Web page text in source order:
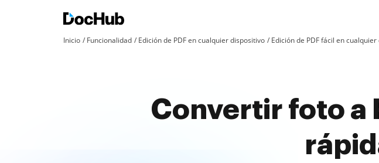
Inicio Funcionalidad Edición de PDF en cualquier dispositivo Edición de PDF fácil en
Convertir foto a